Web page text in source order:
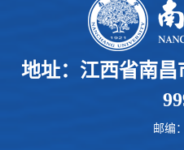
地址：江西省南
邮编